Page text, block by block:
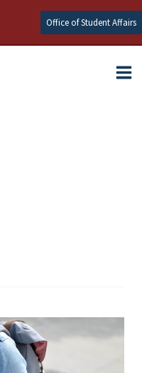
Office of Student Affairs